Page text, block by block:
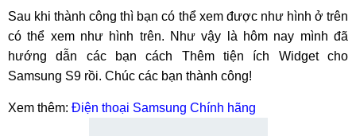
Sau khi thành công thì bạn có thể xem được như hình ở trên
có thể xem như hình trên. Như vậy là hôm nay mình đã
hướng dẫn các bạn cách Thêm tiện ích Widget cho
Samsung S9 rồi. Chúc các bạn thành công!
Xem thêm: Điện thoại Samsung Chính hãng